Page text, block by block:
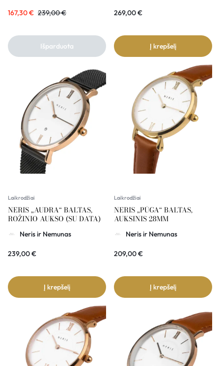
167,30€ 239,00€
Išparduota
269,00€
Į krepšelį
Laikrodžiai
NERIS „AUDRA“ BALTAS,
ROŽINIO AUKSO (SU DATA)
Neris ir Nemunas
239,00€
Į krepšelį
Laikrodžiai
NERIS „PŪGA“ BALTAS,
AUKSINIS 28MM
Neris ir Nemunas
209,00€
Į krepšelį